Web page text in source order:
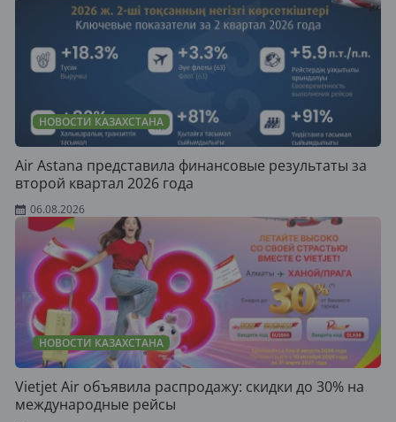
НОВОСТИ КАЗАХСТАНА
Air Astana представила финансовые результаты за
второй квартал 2026 года
06.08.2026
НОВОСТИ КАЗАХСТАНА
Vietjet Air объявила распродажу: скидки до 30% на
международные рейсы